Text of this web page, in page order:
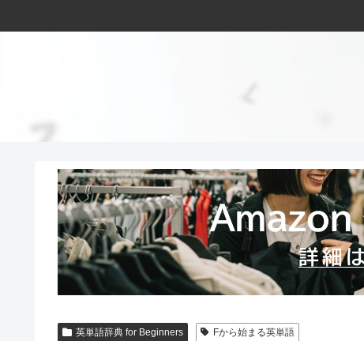
英単語辞典 for Beginners Fから始まる英単語